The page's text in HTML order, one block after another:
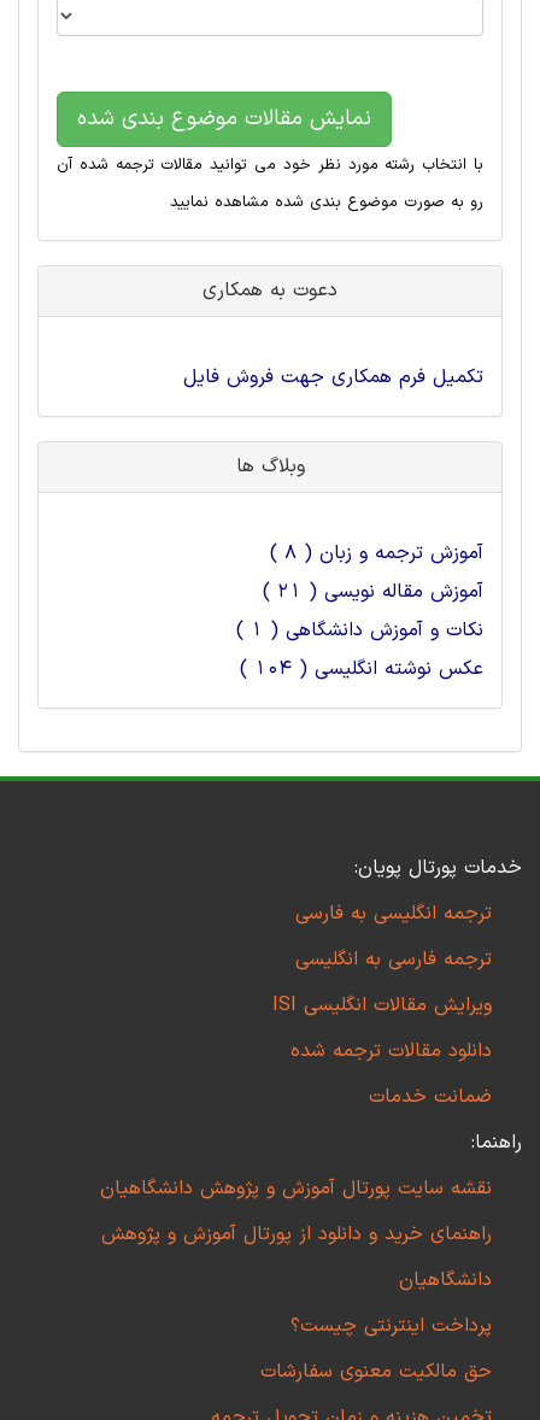
نمایش مقالات موضوع بندی شده
با انتخاب رشته مورد نظر خود می توانید مقالات ترجمه شده آن
رو به صورت موضوع بندی شده مشاهده نمایید
دعوت به همکاری
تکمیل فرم همکاری جهت فروش فایل
وبلاگ ها
آموزش ترجمه و زبان ( 8 )
آموزش مقاله نویسی ( 21 )
نکات و آموزش دانشگاهی ( 1 )
عکس نوشته انگلیسی ( 104 )
خدمات پورتال پویان:
ترجمه انگلیسی به فارسی
ترجمه فارسی به انگلیسی
ویرایش مقالات انگلیسی ISI
دانلود مقالات ترجمه شده
ضمانت خدمات
راهنما:
نقشه سایت پورتال آموزش و پژوهش دانشگاهیان
راهنمای خرید و دانلود از پورتال آموزش و پژوهش
دانشگاهیان
پرداخت اینترنتی چیست؟
حق مالکیت معنوی سفارشات